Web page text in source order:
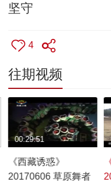
坚守
4
往期视频
《西藏诱惑》
20170606 草原舞者
00:29:51